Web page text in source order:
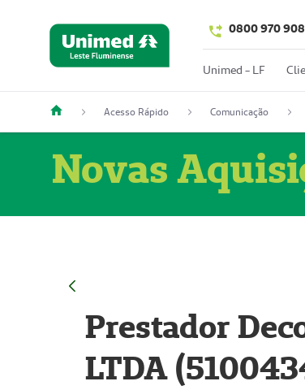
0800 970
Unimed - LF
Acesso Rápido Comunicação
Novas
Prestador
LTDA